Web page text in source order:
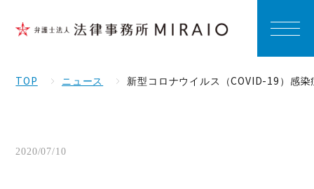
TOP ニュース 新型コロナウイルス（COVID-19）感染
2020/07/10